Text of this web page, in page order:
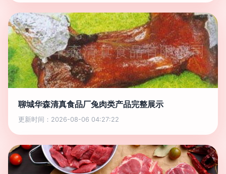
聊城华森清真食品厂兔肉类产品完整展示
更新时间：2026-08-06 04:27:22